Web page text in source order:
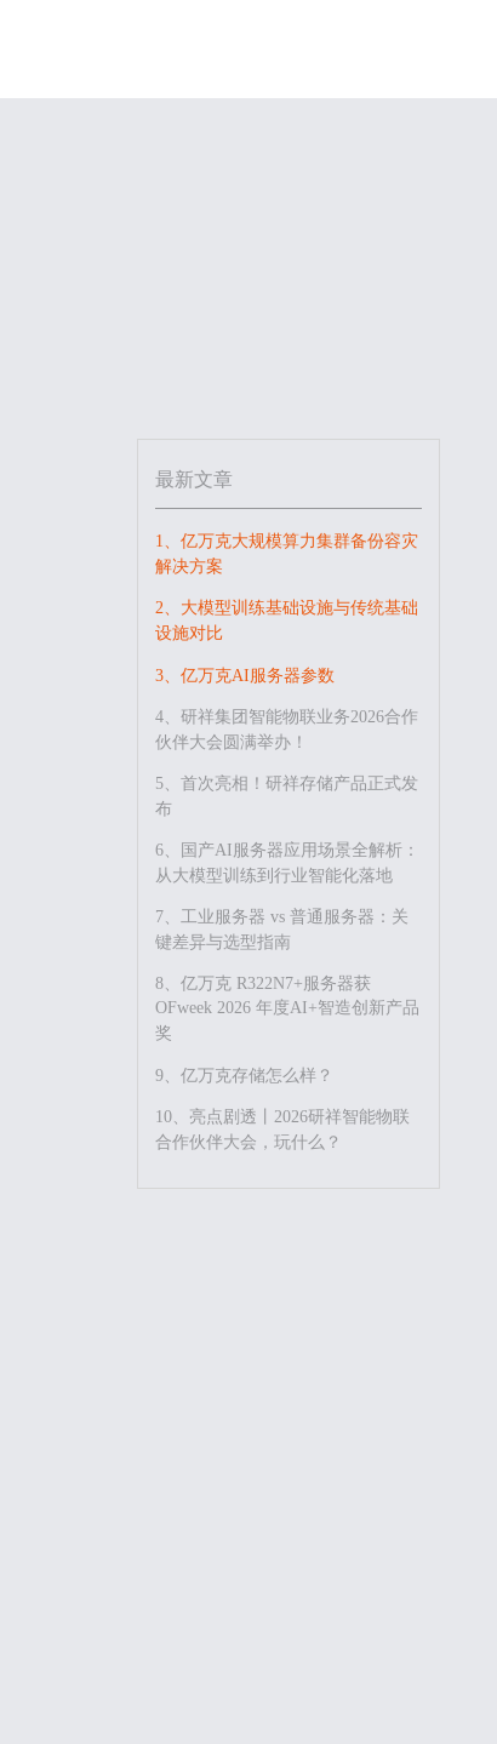
最新文章
1、亿万克大规模算力集群备份容灾
解决方案
2、大模型训练基础设施与传统基础
设施对比
3、亿万克AI服务器参数
4、研祥集团智能物联业务2026合作
伙伴大会圆满举办！
5、首次亮相！研祥存储产品正式发
布
6、国产AI服务器应用场景全解析：
从大模型训练到行业智能化落地
7、工业服务器 vs 普通服务器：关
键差异与选型指南
8、亿万克 R322N7+服务器获
OFweek 2026 年度AI+智造创新产品
奖
9、亿万克存储怎么样？
10、亮点剧透丨2026研祥智能物联
合作伙伴大会，玩什么？